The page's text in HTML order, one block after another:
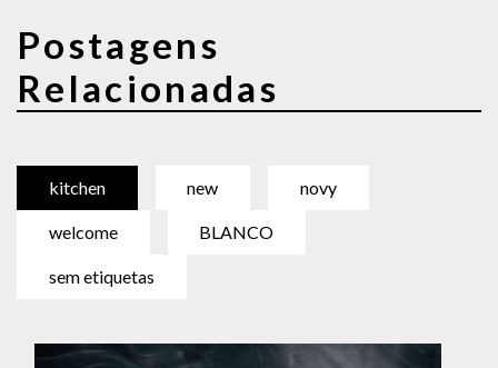
Postagens
Relacionadas
kitchen new novy
welcome BLANCO
sem etiquetas